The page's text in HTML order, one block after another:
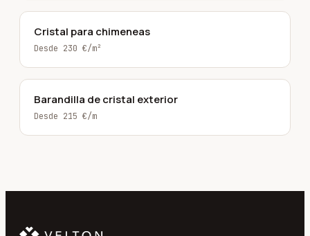
Cristal para chimeneas
Desde 230 €/m²
Barandilla de cristal exterior
Desde 215 €/m